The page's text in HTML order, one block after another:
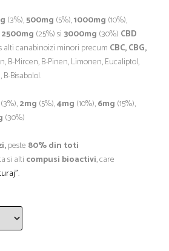
(3%),500mg (5%),1000mg (10%),
2500mg (25%) si 3000mg (30%) CBD
alti canabinoizi minori precum CBC, CBG,
B-Mircen, B-Pinen, Limonen, Eucaliptol,
Bisabolol.
(3%),2mg (5%),4mg (10%),6mg (15%),
(30%)
peste 80% din toti
si alti compusi bioactivi, care
.